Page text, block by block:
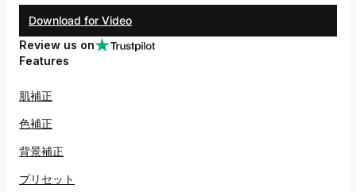
Download for Video
Review us on
Features
肌補正
色補正
背景補正
プリセット